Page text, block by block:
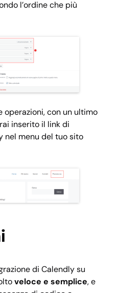
l’ordine che più
con un ultimo
inserito il link di
nel menu del tuo sito
di Calendly su
veloce e semplice, e